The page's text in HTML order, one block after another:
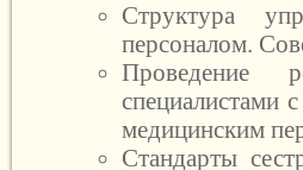
Структура
персоналом.
Проведение
специалистами
медицинским
Стандарты